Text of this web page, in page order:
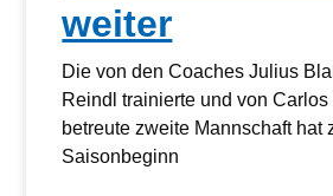
weiter
Die von den Coaches Julius
Reindl trainierte und von Carlos
betreute zweite Mannschaft hat
Saisonbeginn